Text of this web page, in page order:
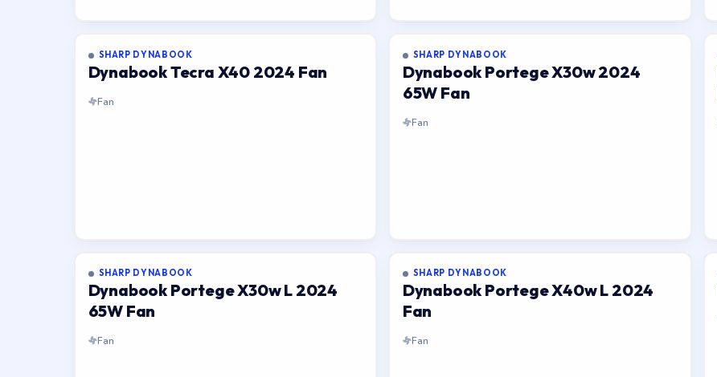
SHARP DYNABOOK
Dynabook Tecra X40 2024 Fan
Fan
SHARP DYNABOOK
Dynabook Portege X30w 2024
65W Fan
Fan
SHARP DYNABOOK
Dynabook Portege X30w L 2024
65W Fan
Fan
SHARP DYNABOOK
Dynabook Portege X40w L 2024
Fan
Fan